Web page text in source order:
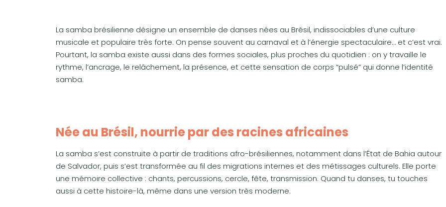
La samba brésilienne désigne un ensemble de danses nées au Brésil, indissociables d’une culture
musicale et populaire très forte. On pense souvent au carnaval et à l’énergie spectaculaire… et c’est vrai.
Pourtant, la samba existe aussi dans des formes sociales, plus proches du quotidien : on y travaille le
rythme, l’ancrage, le relâchement, la présence, et cette sensation de corps “pulsé” qui donne l’identité
samba.
Née au Brésil, nourrie par des racines africaines
La samba s’est construite à partir de traditions afro-brésiliennes, notamment dans l’État de Bahia autour
de Salvador, puis s’est transformée au fil des migrations internes et des métissages culturels. Elle porte
une mémoire collective : chants, percussions, cercle, fête, transmission. Quand tu danses, tu touches
aussi à cette histoire-là, même dans une version très moderne.